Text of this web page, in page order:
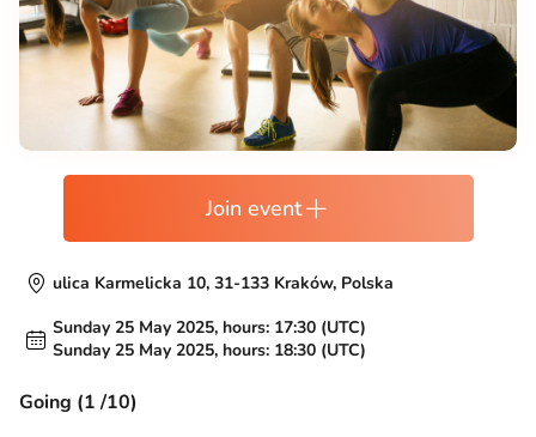
Join event
ulica Karmelicka 10, 31-133 Kraków, Polska
Sunday 25 May 2025, hours: 17:30 (UTC)
Sunday 25 May 2025, hours: 18:30 (UTC)
Going (1 /10)